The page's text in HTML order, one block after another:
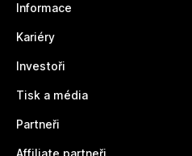
Informace
Kariéry
Investoři
Tisk a média
Partneři
Affiliate partneři